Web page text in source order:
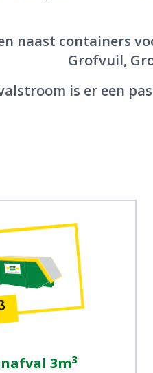
naast containers
Grofvuil,
is er een
3m3